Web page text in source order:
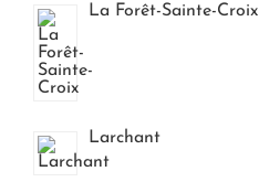
La Forêt-Sainte-Croix
Larchant